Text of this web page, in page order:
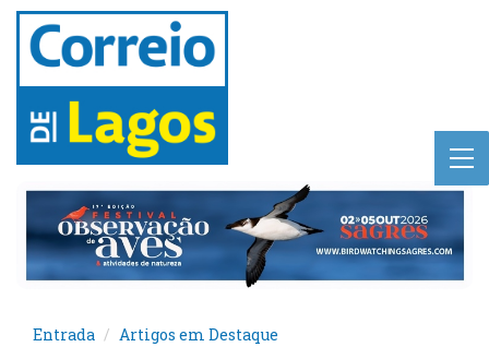
Entrada Artigos em Destaque